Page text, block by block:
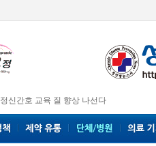
정신간호 교육 질 향상 나선다